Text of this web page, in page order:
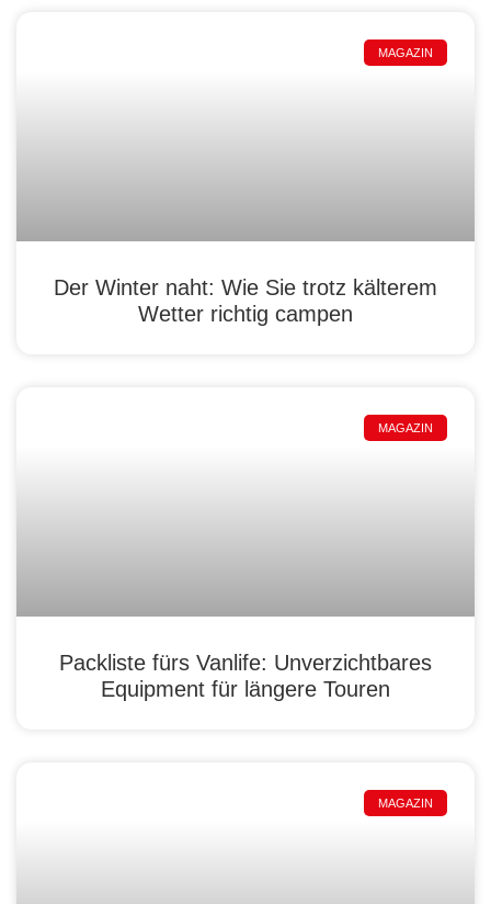
MAGAZIN
Der Winter naht: Wie Sie trotz kälterem
Wetter richtig campen
MAGAZIN
Packliste fürs Vanlife: Unverzichtbares
Equipment für längere Touren
MAGAZIN